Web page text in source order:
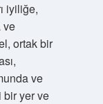
iyiliğe,
ve
ortak bir
ve
bir yer ve